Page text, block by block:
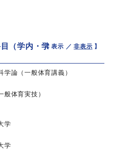
（学内・学【 表示 ／非表示 】
学論（一般体育講義）
般体育実技）
学
学